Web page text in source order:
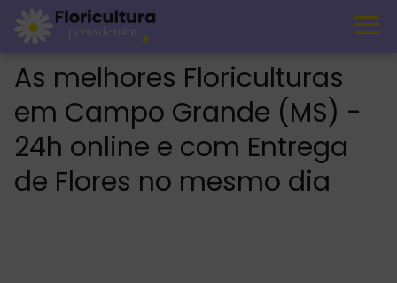
As melhores Floriculturas
em Campo Grande (MS) -
24h online e com Entrega
de Flores no mesmo dia